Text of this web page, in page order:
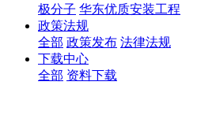
极分子 华东优质安装工程
政策法规
全部 政策发布 法律法规
下载中心
全部 资料下载